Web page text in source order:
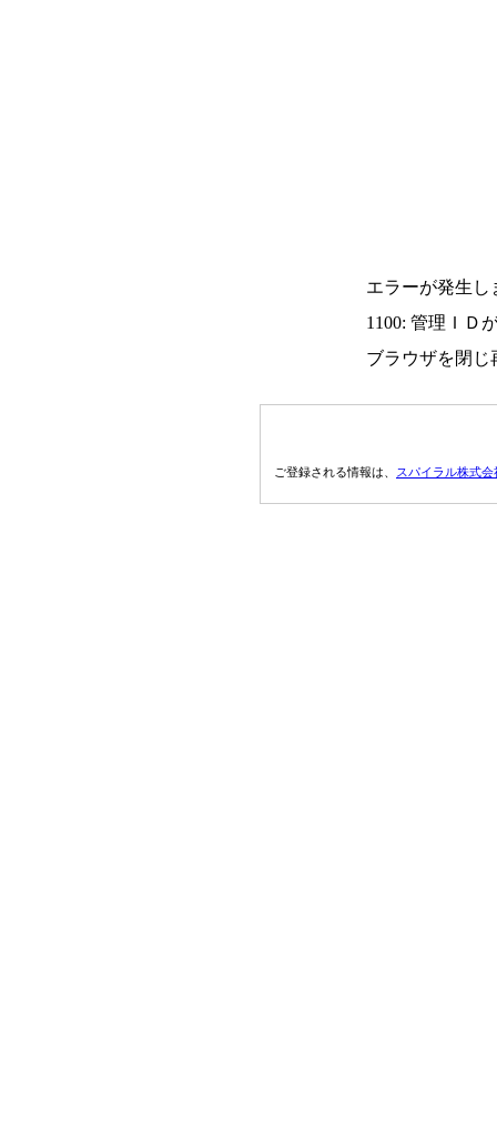
エラーが発生し
1100: 管理ＩＤ
ブラウザを閉じ
ご登録される情報は、 スパイラル株式会